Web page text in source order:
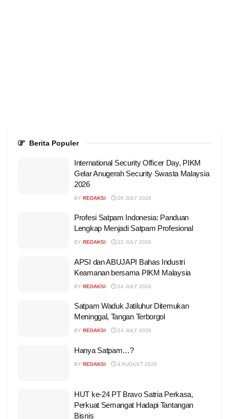
Berita Populer
International Security Officer Day, PIKM
Gelar Anugerah Security Swasta Malaysia
2026
BY REDAKSI 26 JULY 2026
Profesi Satpam Indonesia: Panduan
Lengkap Menjadi Satpam Profesional
BY REDAKSI 22 JULY 2026
APSI dan ABUJAPI Bahas Industri
Keamanan bersama PIKM Malaysia
BY REDAKSI 24 JULY 2026
Satpam Waduk Jatiluhur Ditemukan
Meninggal, Tangan Terborgol
BY REDAKSI 24 JULY 2026
Hanya Satpam…?
BY REDAKSI 4 AUGUST 2026
HUT ke-24 PT Bravo Satria Perkasa,
Perkuat Semangat Hadapi Tantangan
Bisnis